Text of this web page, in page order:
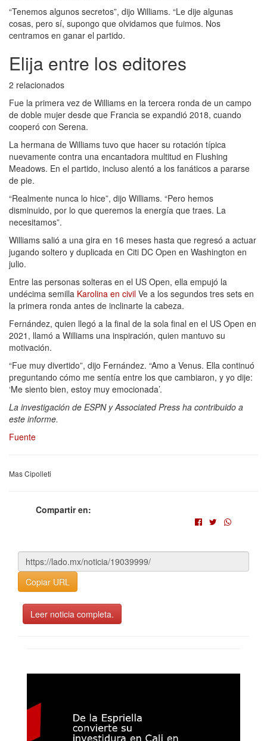
“Tenemos algunos secretos”, dijo Williams. “Le dije algunas
cosas, pero sí, supongo que olvidamos que fuimos. Nos
centramos en ganar el partido.
Elija entre los editores
2 relacionados
Fue la primera vez de Williams en la tercera ronda de un campo
de doble mujer desde que Francia se expandió 2018, cuando
cooperó con Serena.
La hermana de Williams tuvo que hacer su rotación típica
nuevamente contra una encantadora multitud en Flushing
Meadows. En el partido, incluso alentó a los fanáticos a pararse
de pie.
“Realmente nunca lo hice”, dijo Williams. “Pero hemos
disminuido, por lo que queremos la energía que traes. La
necesitamos”.
Williams salió a una gira en 16 meses hasta que regresó a actuar
jugando soltero y duplicada en Citi DC Open en Washington en
julio.
Entre las personas solteras en el US Open, ella empujó la
undécima semilla Karolina en civil Ve a los segundos tres sets en
la primera ronda antes de inclinarte la cabeza.
Fernández, quien llegó a la final de la sola final en el US Open en
2021, llamó a Williams una inspiración, quien mantuvo su
motivación.
“Fue muy divertido”, dijo Fernández. “Amo a Venus. Ella continuó
preguntando cómo me sentía entre los que cambiaron, y yo dije:
‘Me siento bien, estoy muy emocionada’.
La investigación de ESPN y Associated Press ha contribuido a
este informe.
Fuente
Mas Cipolleti
Compartir en:
Copiar URL
Leer noticia completa.